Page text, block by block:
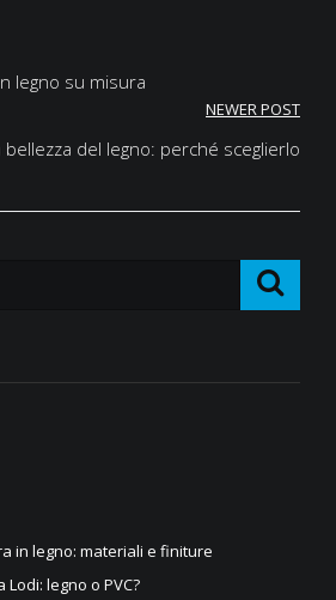
legno su misura
NEWER POST
bellezza del legno: perché sceglierlo
in legno: materiali e finiture
legno o PVC?